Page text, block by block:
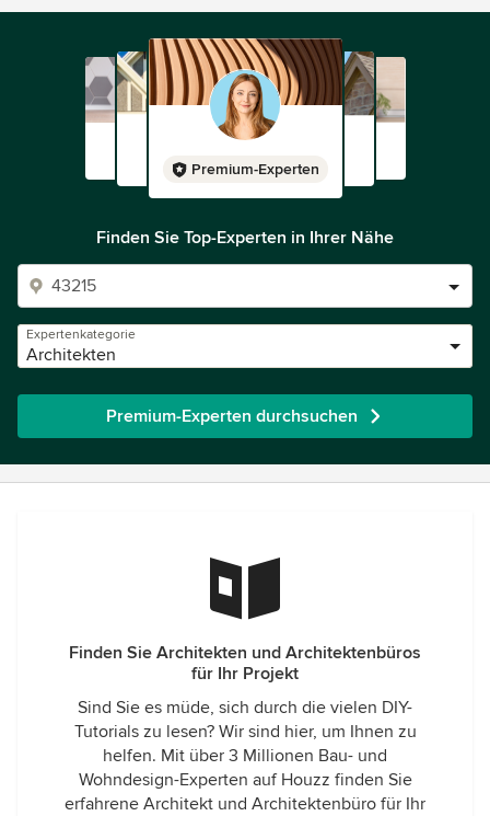
Premium-Experten
Finden Sie Top-Experten in Ihrer Nähe
Expertenkategorie
Architekten
Premium-Experten durchsuchen
Finden Sie Architekten und Architektenbüros
für Ihr Projekt
Sind Sie es müde, sich durch die vielen DIY-
Tutorials zu lesen? Wir sind hier, um Ihnen zu
helfen. Mit über 3 Millionen Bau- und
Wohndesign-Experten auf Houzz finden Sie
erfahrene Architekt und Architektenbüro für Ihr